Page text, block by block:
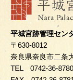
平城宮跡管理セン
〒630-8012
奈良県奈良市二条
TEL 0742-36-8780